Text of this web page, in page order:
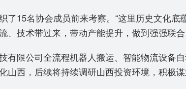
了15名协会成员前来考察。“这里历史文化
技术带过来，带动产能提升，做到强强联合
有限公司全流程机器人搬运、智能物流设备
山西，后续将持续调研山西投资环境，积极谋